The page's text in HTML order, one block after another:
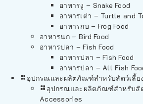
อาหารงู – Snake Food
อาหารเต่า – Turtle and
อาหารกบ – Frog Food
อาหารนก – Bird Food
อาหารปลา – Fish Food
อาหารปลา – Fish Food
อาหารปลา – All Fish
อุปกรณและผลิตภัณฑ์สำหรับสัตว์เลี้ย
อุปกรณและผลิตภัณฑ์สำหรับสั
Accessories